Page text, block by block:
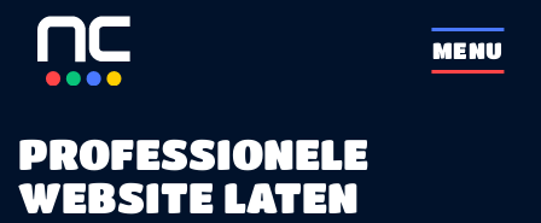
overslaan
MENU
PROFESSIONELE
WEBSITE LATEN